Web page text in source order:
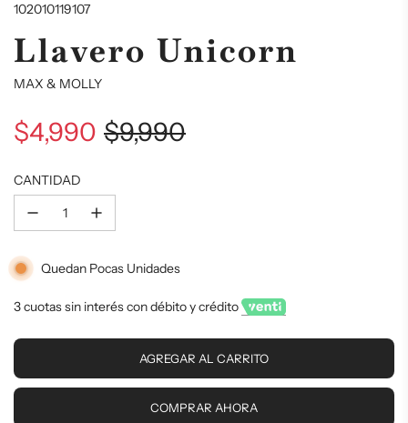
102010119107
Llavero Unicorn
MAX & MOLLY
Precio
de
oferta
$9,990
Precio
regular
$4,990
CANTIDAD
Quedan Pocas Unidades
3 cuotas sin interés con débito y crédito
C
R
AGREGAR AL CARRITO
COMPRAR AHORA